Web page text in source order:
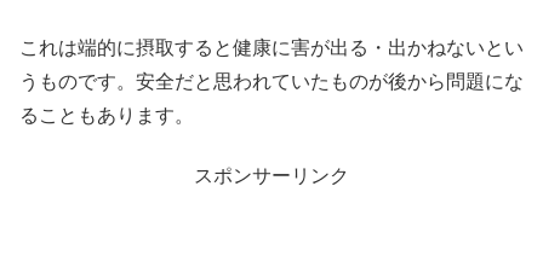
これは端的に摂取すると健康に害が出る・出かねないとい
うものです。安全だと思われていたものが後から問題にな
ることもあります。
スポンサーリンク